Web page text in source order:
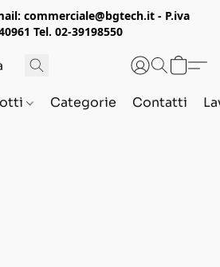
commerciale@bgtech.it - P.iva
Tel. 02-39198550
Categorie Contatti